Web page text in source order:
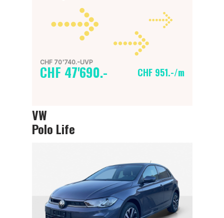
CHF 70'740.-UVP
CHF 47'690.- CHF 951.-/m
VW
Polo Life